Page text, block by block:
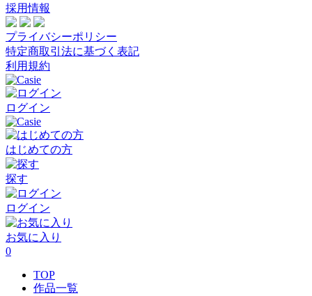
採用情報
プライバシーポリシー
特定商取引法に基づく表記
利用規約
ログイン
はじめての方
探す
ログイン
お気に入り
0
TOP
作品一覧